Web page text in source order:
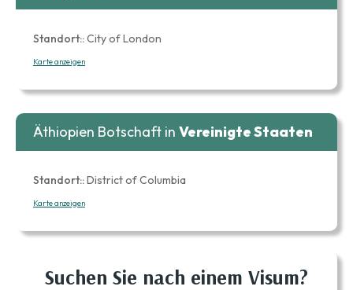
Standort::City of London
Karte anzeigen
Äthiopien Botschaft in Vereinigte Staaten
Standort::District of Columbia
Karte anzeigen
Suchen Sie nach einem Visum?